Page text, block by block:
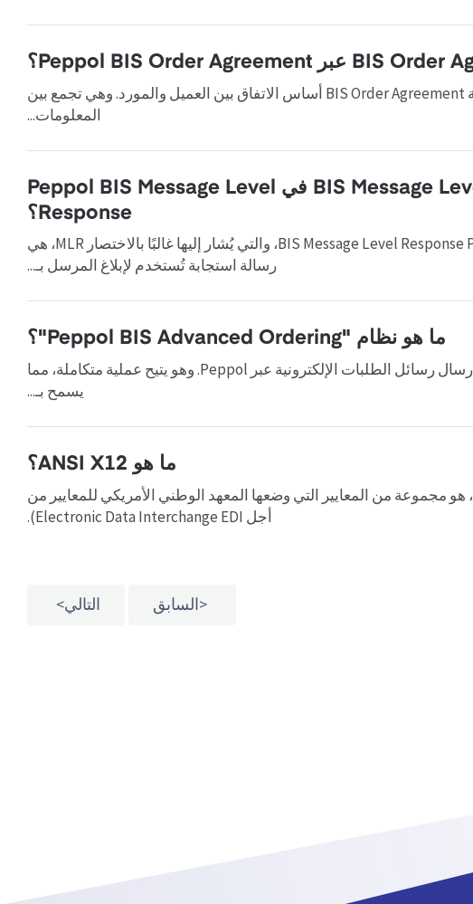
تُعد BIS Order Agreement الخاصة BIS Order Agreement أساس الاتفاق بين العميل والمورد. وهي تجمع بين
المعلومات...
ما هو BIS Message Level Response في Peppol BIS Message Level
Response؟
BIS Message Level Response Peppol BIS Message Level Response، والتي يُشار إليها غالبًا بالاختصار MLR، هي
رسالة استجابة تُستخدم لإبلاغ المرسل بـ...
ما هو نظام "Peppol BIS Advanced Ordering"؟
BIS Advanced Ordering ملف تعريفًا لإرسال رسائل الطلبات الإلكترونية عبر Peppol. وهو يتيح عملية متكاملة، مما
يسمح بـ...
ما هو ANSI X12؟
ANSI X12، والمعروف أيضًا باسم ASC X12، هو مجموعة من المعايير التي وضعها المعهد الوطني الأمريكي للمعايير من
أجل Electronic Data Interchange EDI).
السابق التالي